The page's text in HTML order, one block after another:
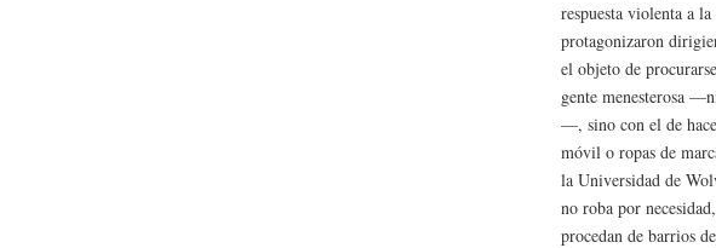
respuesta violenta a
protagonizaron
el objeto de
gente menesterosa
—, sino con el de
móvil o ropas de
la Universidad de
no roba por
procedan de barrios